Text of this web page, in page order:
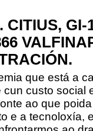
GI-
que está a
custo social
ao que
e a tecnoloxía,